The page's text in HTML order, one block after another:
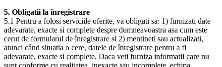
5. Obligatii la înregistrare
5.1 Pentru a folosi serviciile oferite, va obligati sa: 1) furnizati date
adevarate, exacte si complete despre dumneavoastra asa cum este
cerut de formularul de înregistrare si 2) mentineti sau actualizati,
atunci când situatia o cere, datele de înregistrare pentru a fi
adevarate, exacte si complete. Daca veti furniza informatii care nu
sunt conforme cu realitatea, inexacte sau incomplete, echipa